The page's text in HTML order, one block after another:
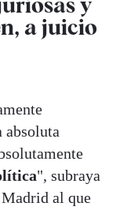
a juicio
absoluta
", subraya
al que